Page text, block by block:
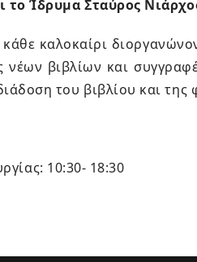
το Ίδρυμα Σταύρος
καλοκαίρι
βιβλίων και
του βιβλίου και της
10:30- 18:30